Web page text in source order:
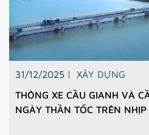
31/12/2025
XÂY DỰNG
THÔNG XE CẦU GIANH VÀ
NGÀY THẦN TỐC TRÊN